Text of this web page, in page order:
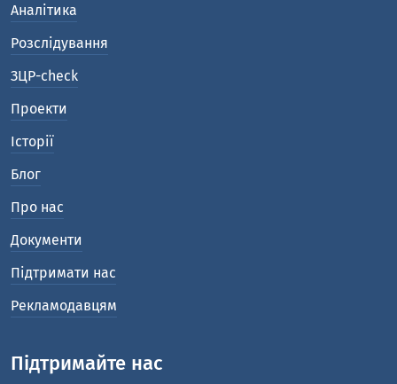
Аналітика
Розслідування
ЗЦР-check
Проекти
Історії
Блог
Про нас
Документи
Підтримати нас
Рекламодавцям
Підтримайте нас